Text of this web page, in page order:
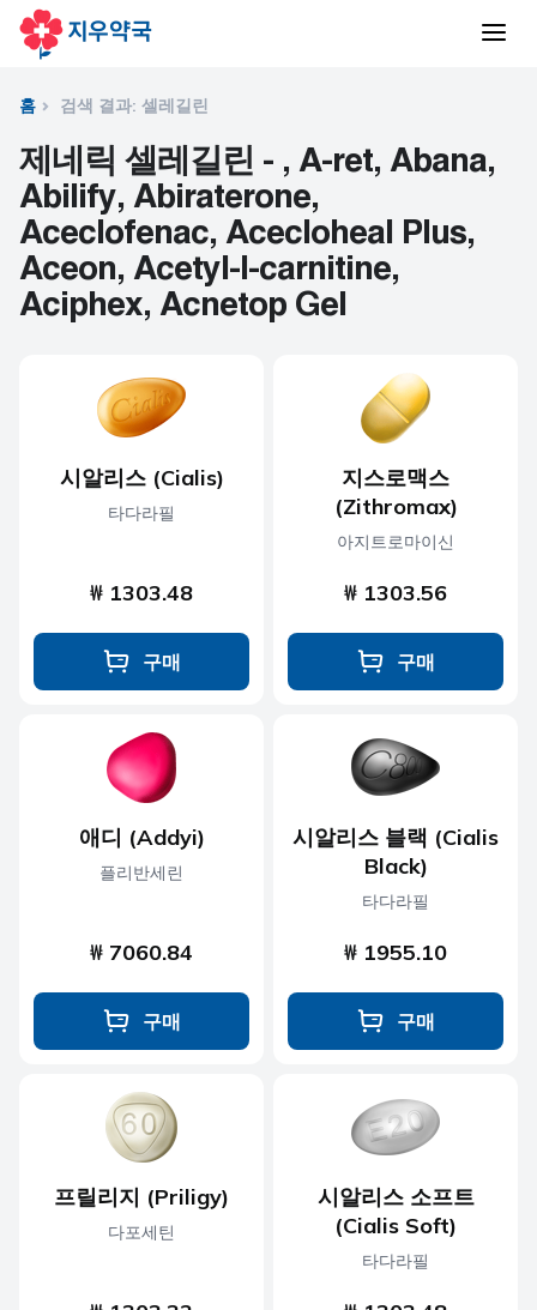
홈 검색 결과: 셀레길린
제네릭 셀레길린 - , A-ret, Abana,
Abilify, Abiraterone,
Aceclofenac, Acecloheal Plus,
Aceon, Acetyl-l-carnitine,
Aciphex, Acnetop Gel
시알리스 (Cialis)
타다라필
₩ 1303.48
구매
지스로맥스
(Zithromax)
아지트로마이신
₩ 1303.56
구매
애디 (Addyi)
플리반세린
₩ 7060.84
구매
시알리스 블랙 (Cialis
Black)
타다라필
₩ 1955.10
구매
프릴리지 (Priligy)
다포세틴
시알리스 소프트
(Cialis Soft)
타다라필